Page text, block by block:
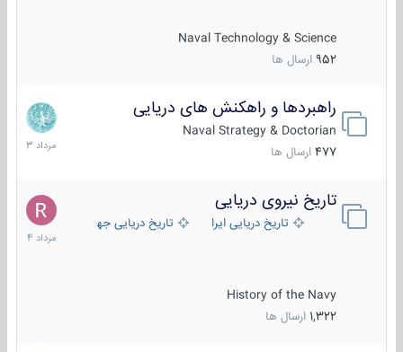
Naval Technology & Science
952 ارسال ها
راهبردها و راهکنش های دریایی
Naval Strategy & Doctorian
477 ارسال ها
2
مرداد
1403
تاریخ نیروی دریایی
تاریخ دریایی ایران تاریخ دریایی جهان
History of the Navy
1,322 ارسال ها
16
مرداد
1404